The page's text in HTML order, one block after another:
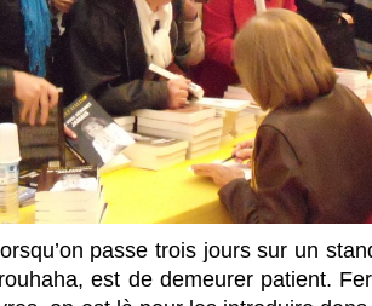
passe trois jours sur un
est de demeurer patient.